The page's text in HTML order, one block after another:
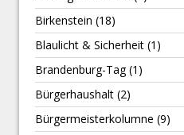
Birkenstein (18)
Blaulicht & Sicherheit (1)
Brandenburg-Tag(1)
Bürgerhaushalt (2)
Bürgermeisterkolumne (9)